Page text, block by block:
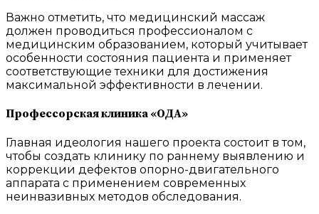
Важно отметить, что медицинский массаж
должен проводиться профессионалом с
медицинским образованием, который учитывает
особенности состояния пациента и применяет
соответствующие техники для достижения
максимальной эффективности в лечении.
Профессорская клиника «ОДА»
Главная идеология нашего проекта состоит в том,
чтобы создать клинику по раннему выявлению и
коррекции дефектов опорно-двигательного
аппарата с применением современных
неинвазивных методов обследования.